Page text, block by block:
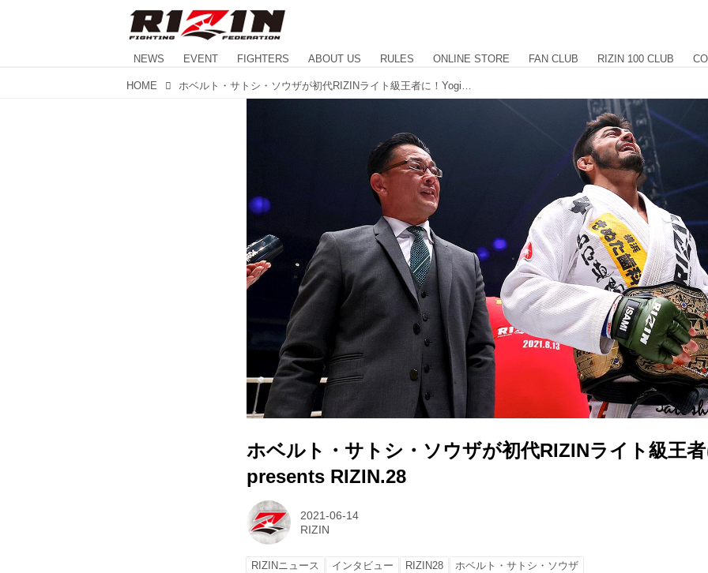
NEWS EVENT FIGHTERS ABOUT US RULES ONLINE STORE FAN CLUB RIZIN 100 CLUB
HOME
ホベルト・サトシ・ソウザが初代RIZINライト級王
presents RIZIN.28
2021-06-14
RIZIN
RIZINニュース インタビュー RIZIN28 ホベルト・サトシ・ソウザ